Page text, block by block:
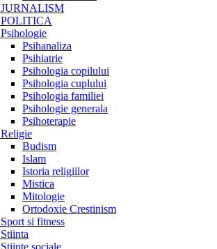
JURNALISM
POLITICA
Psihologie
Psihanaliza
Psihiatrie
Psihologia copilului
Psihologia cuplului
Psihologia familiei
Psihologie generala
Psihoterapie
Religie
Budism
Islam
Istoria religiilor
Mistica
Mitologie
Ortodoxie Crestinism
Sport si fitness
Stiinta
Stiinte sociale